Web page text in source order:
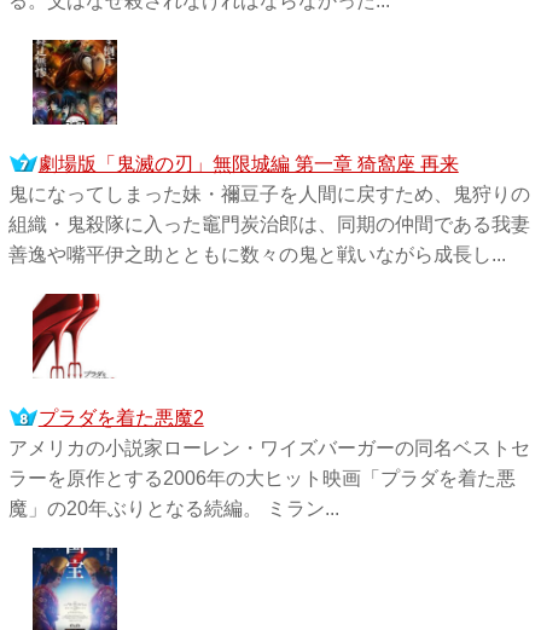
劇場版「鬼滅の刃」無限城編 第一章 猗窩座 再来
鬼になってしまった妹・禰󠄀豆子を人間に戻すため、鬼狩りの
組織・鬼殺隊に入った竈門炭治郎は、同期の仲間である我妻
善逸や嘴平伊之助とともに数々の鬼と戦いながら成長し...
プラダを着た悪魔2
アメリカの小説家ローレン・ワイズバーガーの同名ベストセ
ラーを原作とする2006年の大ヒット映画「プラダを着た悪
魔」の20年ぶりとなる続編。 ミラン...